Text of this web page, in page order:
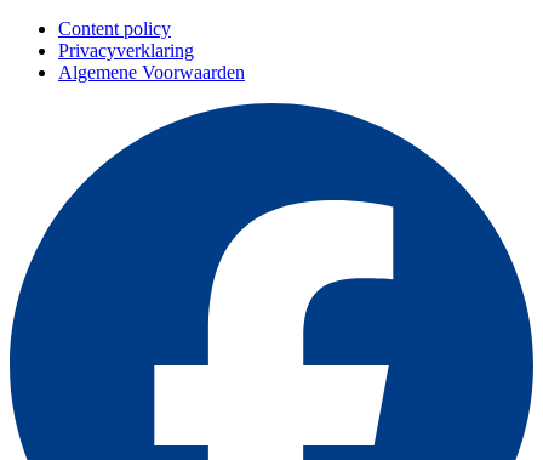
Content policy
Privacyverklaring
Algemene Voorwaarden